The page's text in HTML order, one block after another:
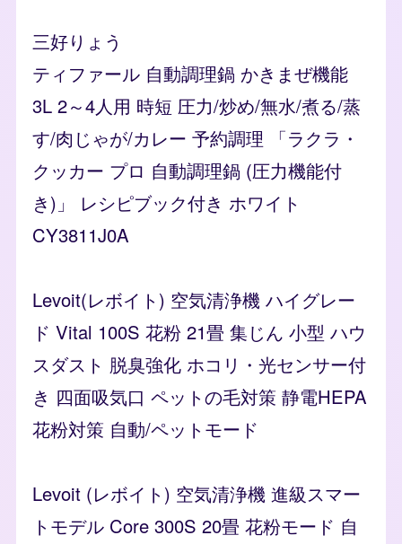
三好りょう
ティファール 自動調理鍋 かきまぜ機能
3L 2～4人用 時短 圧力/炒め/無水/煮る/蒸
す/肉じゃが/カレー 予約調理 「ラクラ・
クッカー プロ 自動調理鍋 (圧力機能付
き)」 レシピブック付き ホワイト
CY3811J0A
Levoit(レボイト) 空気清浄機 ハイグレー
ド Vital 100S 花粉 21畳 集じん 小型 ハウ
スダスト 脱臭強化 ホコリ・光センサー付
き 四面吸気口 ペットの毛対策 静電HEPA
花粉対策 自動/ペットモード
Levoit (レボイト) 空気清浄機 進級スマー
トモデル Core 300S 20畳 花粉モード 自